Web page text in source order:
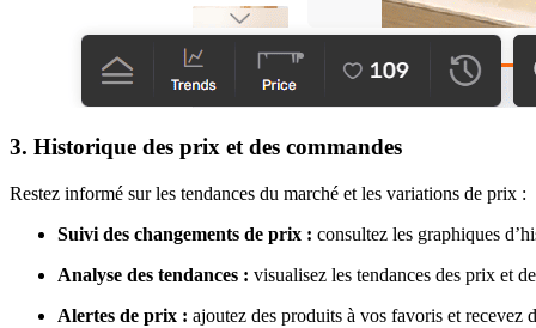
3. Historique des prix et des commandes
Restez informé sur les tendances du marché et les variations de prix :
Suivi des changements de prix : consultez les graphiques
Analyse des tendances : visualisez les tendances des prix et
Alertes de prix : ajoutez des produits à vos favoris et recevez